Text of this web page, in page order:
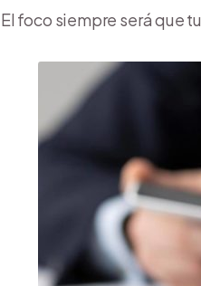
El foco siempre será que tu